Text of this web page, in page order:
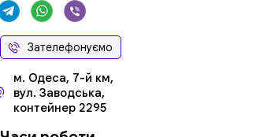
Зателефонуємо
м. Одеса, 7-й км,
вул. Заводська,
контейнер 2295